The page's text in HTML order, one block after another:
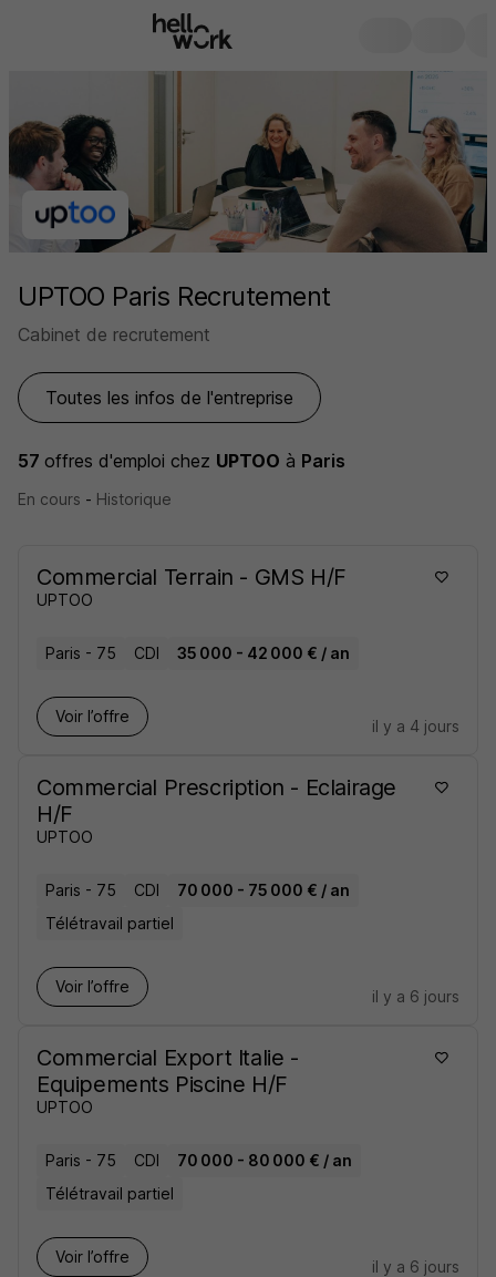
UPTOO Paris Recrutement
Cabinet de recrutement
Toutes les infos de l'entreprise
57 offres d'emploi chez UPTOO à Paris
En cours - Historique
Commercial Terrain - GMS H/F
UPTOO
Paris - 75 CDI 35 000 - 42 000 € / an
Voir l’offre
il y a 4 jours
Commercial Prescription - Eclairage
H/F
UPTOO
Paris - 75 CDI
70 000 - 75 000 € / an
Télétravail partiel
Voir l’offre
il y a 6 jours
Commercial Export Italie -
Equipements Piscine H/F
UPTOO
Paris - 75 CDI
70 000 - 80 000 € / an
Télétravail partiel
Voir l’offre
il y a 6 jours